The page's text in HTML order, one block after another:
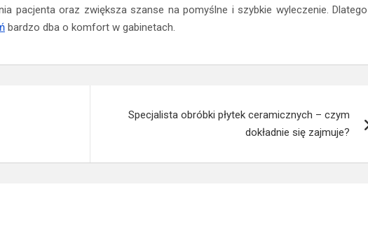
pacjenta oraz zwiększa szanse na pomyślne i szybkie wyleczenie. Dlatego
bardzo dba o komfort w gabinetach.
Specjalista obróbki płytek ceramicznych – czym
dokładnie się zajmuje?